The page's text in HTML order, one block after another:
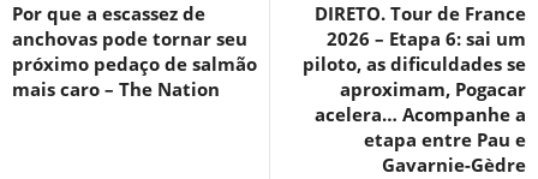
Por que a escassez de
anchovas pode tornar seu
próximo pedaço de salmão
mais caro – The Nation
DIRETO. Tour de France
2026 – Etapa 6: sai um
piloto, as dificuldades se
aproximam, Pogacar
acelera… Acompanhe a
etapa entre Pau e
Gavarnie-Gèdre